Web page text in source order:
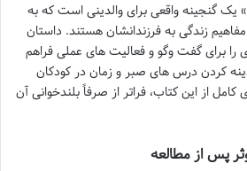
کوچولو 4: حالا!» یک گنجینه واقعی برای والدینی است که به
مفاهیم زندگی به فرزندانشان هستند. داستان
برای گفت وگو و فعالیت های عملی فراهم
کردن درس های صبر و زمان در کودکان
کامل از این کتاب، فراتر از صرفاً بلندخوانی آن
پس از مطالعه